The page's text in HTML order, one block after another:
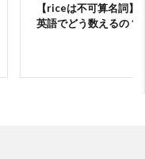
【riceは不可算名詞】
英語でどう数えるの？